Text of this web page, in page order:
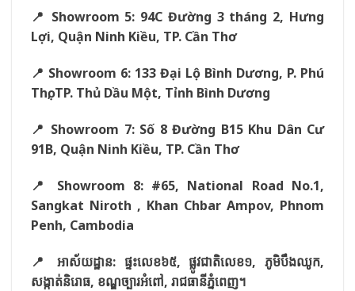
📍 Showroom 5: 94C Đường 3 tháng 2, Hưng
Lợi, Quận Ninh Kiều, TP. Cần Thơ
📍 Showroom 6: 133 Đại Lộ Bình Dương, P. Phú
Thọ, TP. Thủ Dầu Một, Tỉnh Bình Dương
📍 Showroom 7: Số 8 Đường B15 Khu Dân Cư
91B, Quận Ninh Kiều, TP. Cần Thơ
📍 Showroom 8: #65, National Road No.1,
Sangkat Niroth , Khan Chbar Ampov, Phnom
Penh, Cambodia
📍អាស័យដ្ឋាន: ផ្ទះលេខ៦៥,ផ្លូវជាតិលេខ១,ភូមិបឹងឈូក,
សង្កាត់និរោធ, ខណ្ឌច្បារអំពៅ, រាជធានីភ្នំពេញ។